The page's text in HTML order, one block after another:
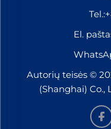
Tel.:
El.
Autorių teisės ©
(Shanghai) Co.,